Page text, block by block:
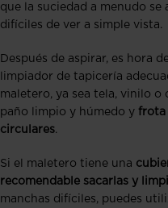
que la suciedad a menudo se
difíciles de ver a simple vista.
Después de aspirar, es hora
limpiador de tapicería
maletero, ya sea tela, vinilo
paño limpio y húmedo y frota
circulares.
Si el maletero tiene una
recomendable sacarlas y
manchas difíciles, puedes